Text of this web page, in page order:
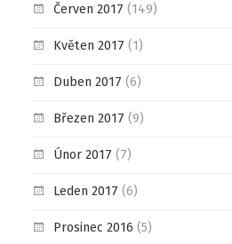
Červen 2017 (149)
Květen 2017 (1)
Duben 2017 (6)
Březen 2017 (9)
Únor 2017 (7)
Leden 2017 (6)
Prosinec 2016 (5)